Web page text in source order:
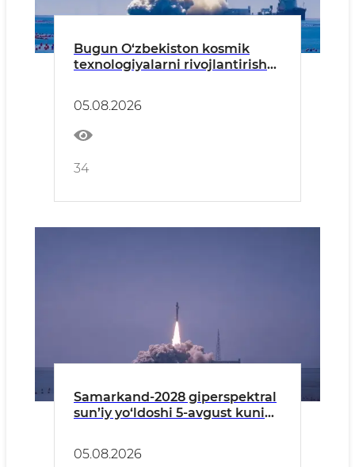
Bugun O‘zbekiston kosmik
texnologiyalarni rivojlantirish
05.08.2026
34
Samarkand-2028 giperspektral
sun’iy yo‘ldoshi 5-avgust kuni
05.08.2026